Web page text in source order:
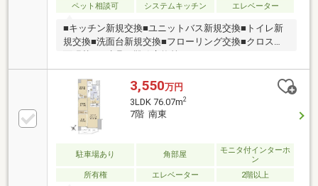
す。お気軽にお問合せ下さい！
ペット相談可
システムキッチン エレベーター
■キッチン新規交換■ユニットバス新規交換■トイレ新
規交換■洗面台新規交換■フローリング交換■クロス全
面張替え■建具・靴箱交換等
3,550万円
3LDK 76.07m2
7階 南東
駐車場あり 角部屋
モニタ付インターホ
ン
所有権
エレベーター 2階以上